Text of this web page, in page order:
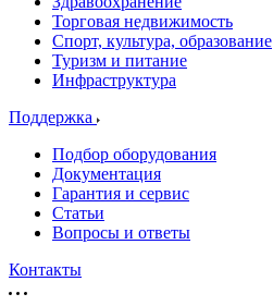
Торговая недвижимость
Спорт, культура, образование
Туризм и питание
Инфраструктура
Поддержка
Подбор оборудования
Документация
Гарантия и сервис
Статьи
Вопросы и ответы
Контакты